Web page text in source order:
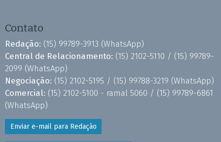
Contato
Redação: (15) 99789-3913 (WhatsApp)
Central de Relacionamento: (15) 2102-5110 / (15) 99789-
2099 (WhatsApp)
Negociação: (15) 2102-5195 / (15) 99788-3219 (WhatsApp)
Comercial: (15) 2102-5100 - ramal 5060 / (15) 99789-6861
(WhatsApp)
Enviar e-mail para Redação